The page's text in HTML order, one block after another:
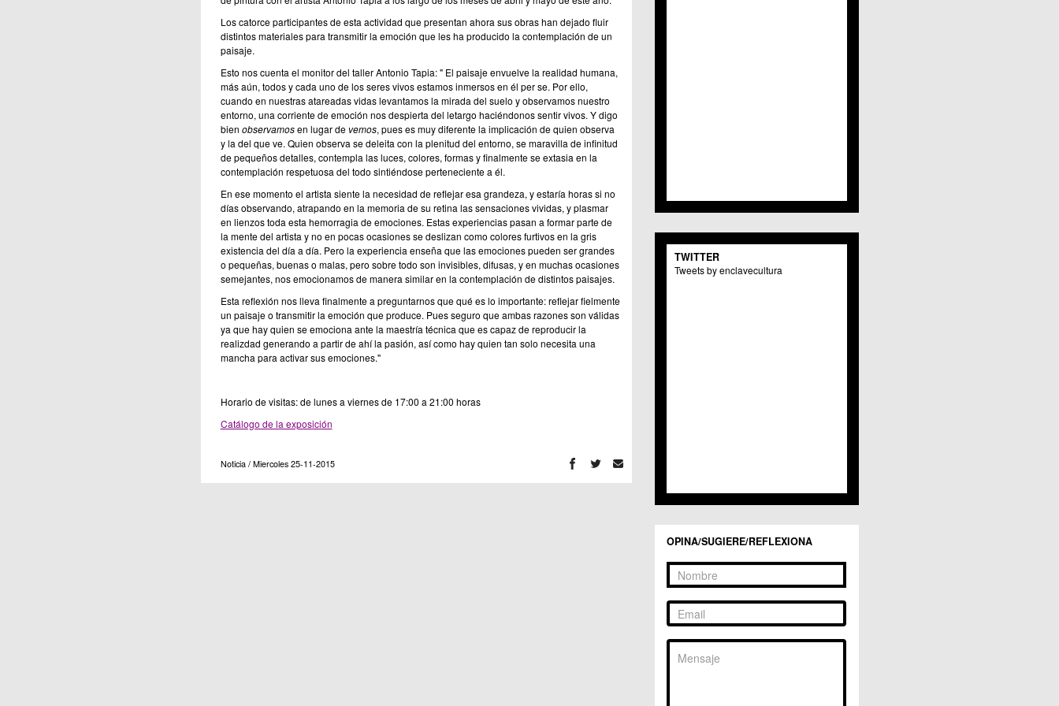
Los catorce participantes de esta actividad que presentan ahora sus obras han dejado fluir
distintos materiales para transmitir la emoción que les ha producido la contemplación de un
paisaje.
Esto nos cuenta el monitor del taller Antonio Tapia: " El paisaje envuelve la realidad humana,
más aún, todos y cada uno de los seres vivos estamos inmersos en él per se. Por ello,
cuando en nuestras atareadas vidas levantamos la mirada del suelo y observamos nuestro
entorno, una corriente de emoción nos despierta del letargo haciéndonos sentir vivos. Y digo
bien observamosen lugar de vemos, pues es muy diferente la implicación de quien observa
y la del que ve. Quien observa se deleita con la plenitud del entorno, se maravilla de infinitud
de pequeños detalles, contempla las luces, colores, formas y finalmente se extasia en la
contemplación respetuosa del todo sintiéndose perteneciente a él.
En ese momento el artista siente la necesidad de reflejar esa grandeza, y estaría horas si no
días observando, atrapando en la memoria de su retina las sensaciones vividas, y plasmar
en lienzos toda esta hemorragia de emociones. Estas experiencias pasan a formar parte de
la mente del artista y no en pocas ocasiones se deslizan como colores furtivos en la gris
existencia del día a día. Pero la experiencia enseña que las emociones pueden ser grandes
o pequeñas, buenas o malas, pero sobre todo son invisibles, difusas, y en muchas ocasiones
semejantes, nos emocionamos de manera similar en la contemplación de distintos paisajes.
Esta reflexión nos lleva finalmente a preguntarnos que qué es lo importante: reflejar fielmente
un paisaje o transmitir la emoción que produce. Pues seguro que ambas razones son válidas
ya que hay quien se emociona ante la maestría técnica que es capaz de reproducir la
realizdad generando a partir de ahí la pasión, así como hay quien tan solo necesita una
mancha para activar sus emociones."
Horario de visitas: de lunes a viernes de 17:00 a 21:00 horas
Catálogo de la exposición
Noticia / Miercoles 25-11-2015
C.C.S. La Paz
C.M. El Carmen
Centros Culturales
C.C. Puertas de Castilla
C.C. Zarandona
TWITTER
Tweets by enclavecultura
OPINA/SUGIERE/REFLEXIONA